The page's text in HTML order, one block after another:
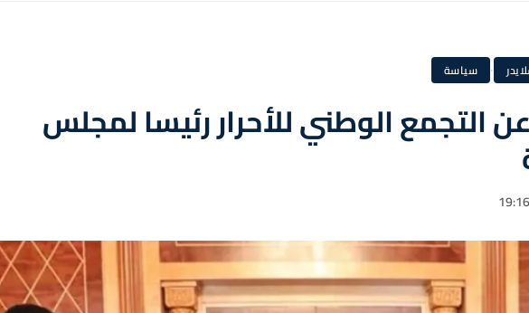
· سياسة
التجمع الوطني للأحرار رئيسا لمجلس